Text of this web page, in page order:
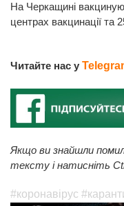
На Черкащині
центрах вакцинації та
Читайте нас у
Якщо ви знайшли
тексту і натисніть
#коронавірус